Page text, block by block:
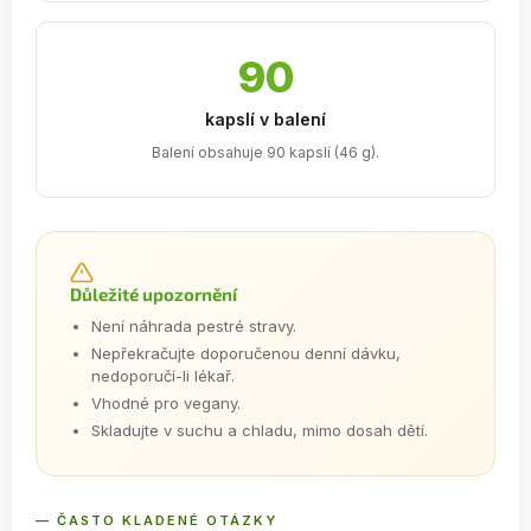
90
kapslí v balení
Balení obsahuje 90 kapslí (46 g).
Důležité upozornění
Není náhrada pestré stravy.
Nepřekračujte doporučenou denní dávku,
nedoporučí-li lékař.
Vhodné pro vegany.
Skladujte v suchu a chladu, mimo dosah dětí.
— ČASTO KLADENÉ OTÁZKY